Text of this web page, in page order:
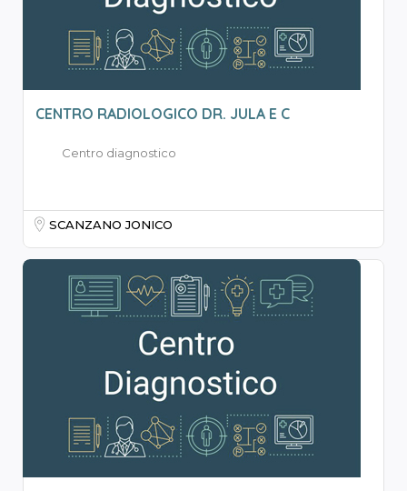
CENTRO RADIOLOGICO DR. JULA E C
Centro diagnostico
SCANZANO JONICO